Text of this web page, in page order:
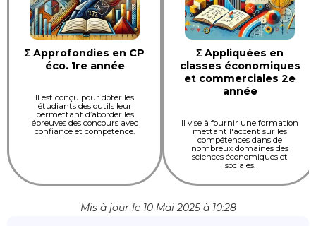
Σ Approfondies en CP
éco. 1re année
Il est conçu pour doter les
étudiants des outils leur
permettant d’aborder les
épreuves des concours avec
confiance et compétence.
Σ Appliquées en
classes économiques
et commerciales 2e
année
Il vise à fournir une formation
mettant l'accent sur les
compétences dans de
nombreux domaines des
sciences économiques et
sociales.
Mis à jour le 10 Mai 2025 à 10:28